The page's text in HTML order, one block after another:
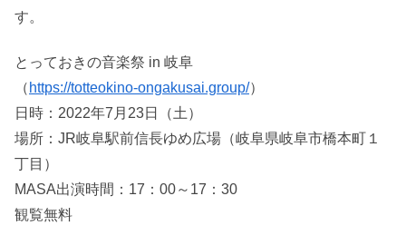
す。
とっておきの音楽祭 in 岐阜
（ https://totteokino-ongakusai.group/）
日時：2022年7月23日（土）
場所：JR岐阜駅前信長ゆめ広場（岐阜県岐阜市橋本町１
丁目）
MASA出演時間：17：00～17：30
観覧無料